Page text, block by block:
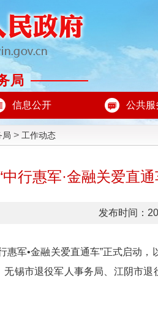
局
信息公开 公共服
局 > 工作动态
中行惠军·金融关爱直
发布时间：
惠军•金融关爱直通车”正式启动
无锡市退役军人事务局、江阴市